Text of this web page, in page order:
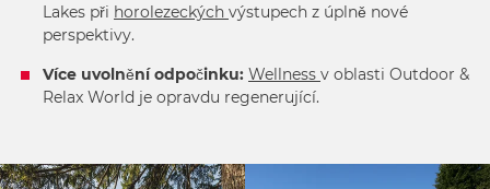
Lakes při horolezeckých výstupech z úplně nové
perspektivy.
Více uvolnění odpočinku: Wellness v oblasti Outdoor &
Relax World je opravdu regenerující.